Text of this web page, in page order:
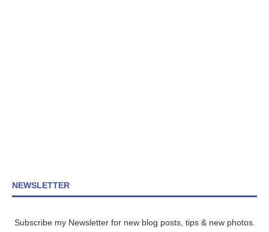
NEWSLETTER
Subscribe my Newsletter for new blog posts, tips & new photos.